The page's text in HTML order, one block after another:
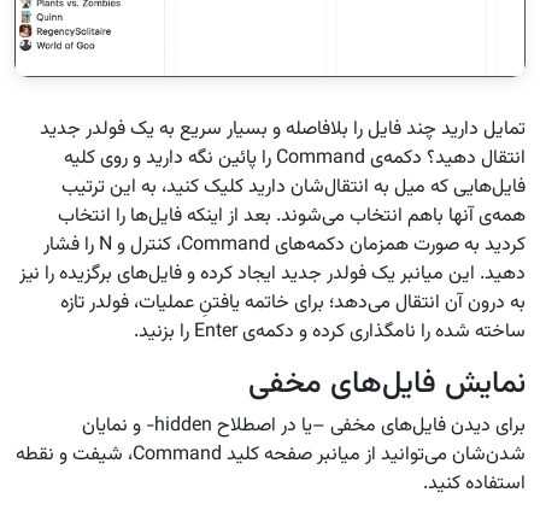
تمایل دارید چند فایل را بلافاصله و بسیار سریع به یک فولدر جدید
انتقال دهید؟ دکمه‌ی Command را پائین نگه دارید و روی کلیه
فایل‌هایی که میل به انتقال‌شان دارید کلیک کنید، به این ترتیب
همه‌ی‌ آنها باهم انتخاب می‌شوند. بعد از اینکه فایل‌ها را انتخاب
کردید به صورت همزمان دکمه‌های Command، کنترل و N را فشار
دهید. این میانبر یک فولدر جدید ایجاد کرده و فایل‌های برگزیده را نیز
به درون آن انتقال می‌دهد؛ برای خاتمه یافتنِ عملیات، فولدر تازه
ساخته شده را نامگذاری کرده و دکمه‌ی Enter را بزنید.
نمایش فایل‌های مخفی
برای دیدن فایل‌های مخفی –یا در اصطلاح hidden- و نمایان
شدن‌شان می‌توانید از میانبر صفحه کلید Command، شیفت و نقطه
استفاده کنید.